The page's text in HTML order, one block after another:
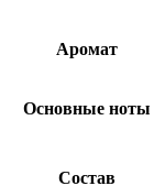
Аромат
Основные ноты
Состав